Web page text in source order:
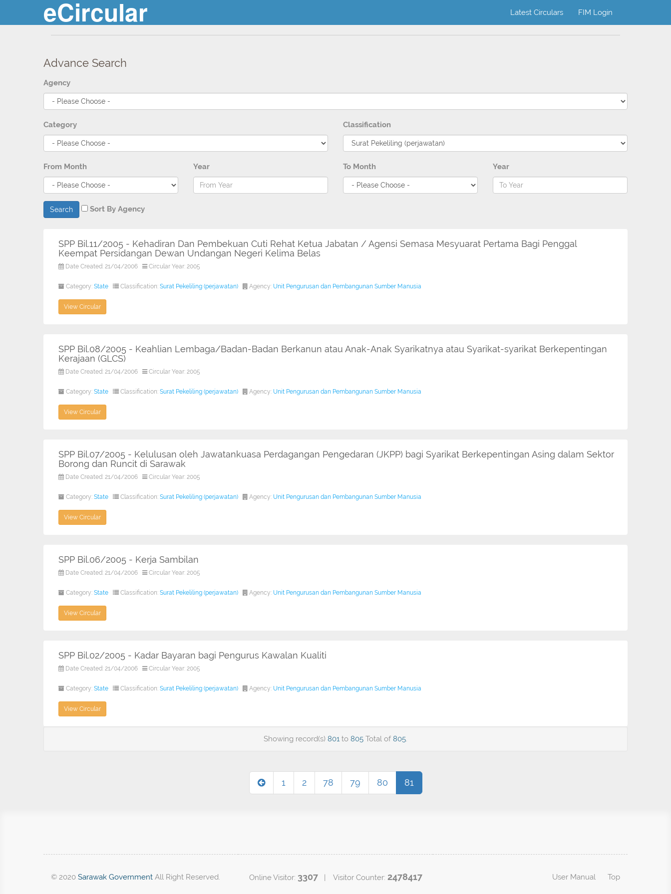
eCircular Latest Circulars FIM Login
Advance Search
Agency
Category Classification
From Month Year To Month Year
Search Sort By Agency
SPP Bil.11/2005 - Kehadiran Dan Pembekuan Cuti Rehat Ketua Jabatan / Agensi Semasa Mesyuarat Pertama Bagi Penggal
Keempat Persidangan Dewan Undangan Negeri Kelima Belas
Date Created: 21/04/2006 Circular Year: 2005
Category: State Classification: Surat Pekeliling (perjawatan) Agency: Unit Pengurusan dan Pembangunan Sumber Manusia
View Circular
SPP Bil.08/2005 - Keahlian Lembaga/Badan-Badan Berkanun atau Anak-Anak Syarikatnya atau Syarikat-syarikat Berkepentingan
Kerajaan (GLCS)
Date Created: 21/04/2006 Circular Year: 2005
Category: State Classification: Surat Pekeliling (perjawatan) Agency: Unit Pengurusan dan Pembangunan Sumber Manusia
View Circular
SPP Bil.07/2005 - Kelulusan oleh Jawatankuasa Perdagangan Pengedaran (JKPP) bagi Syarikat Berkepentingan Asing dalam Sektor
Borong dan Runcit di Sarawak
Date Created: 21/04/2006 Circular Year: 2005
Category: State Classification: Surat Pekeliling (perjawatan) Agency: Unit Pengurusan dan Pembangunan Sumber Manusia
View Circular
SPP Bil.06/2005 - Kerja Sambilan
Date Created: 21/04/2006 Circular Year: 2005
Category: State Classification: Surat Pekeliling (perjawatan) Agency: Unit Pengurusan dan Pembangunan Sumber Manusia
View Circular
SPP Bil.02/2005 - Kadar Bayaran bagi Pengurus Kawalan Kualiti
Date Created: 21/04/2006 Circular Year: 2005
Category: State Classification: Surat Pekeliling (perjawatan) Agency: Unit Pengurusan dan Pembangunan Sumber Manusia
View Circular
Showing record(s) 801 to 805 Total of 805.
1 2 78 79 80 81
© 2020 Sarawak Government All Right Reserved. Online Visitor: 3307| Visitor Counter: 2478417 User Manual Top